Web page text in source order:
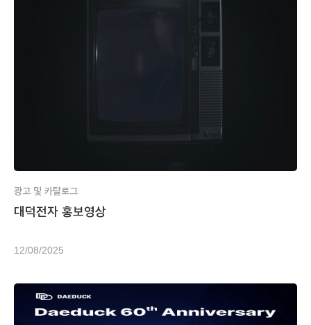
광고 및 카탈로그
대덕전자 홍보영상
12/08/2025